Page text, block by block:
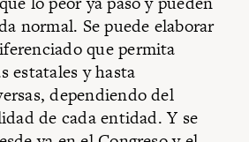
normal. Se puede elaborar
que permita
estatales y hasta
dependiendo del
de cada entidad. Y se